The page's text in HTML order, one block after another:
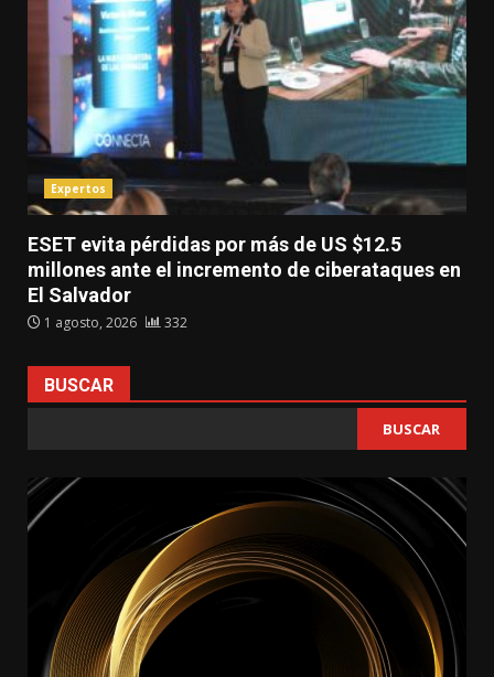
Expertos
ESET evita pérdidas por más de US $12.5
millones ante el incremento de ciberataques en
El Salvador
1 agosto, 2026 332
BUSCAR
BUSCAR